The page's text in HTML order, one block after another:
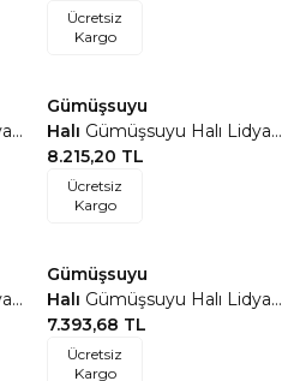
Odası Salon Mutfak Halısı
Ücretsiz
Kargo
Favorilere Ekle
Gümüşsuyu
Halı Gümüşsuyu Halı Lidya
16110 Vizon
8.215,20 TL
Ücretsiz
Kargo
Favorilere Ekle
Gümüşsuyu
Halı Gümüşsuyu Halı Lidya
16113 Vizon
7.393,68 TL
Ücretsiz
Kargo